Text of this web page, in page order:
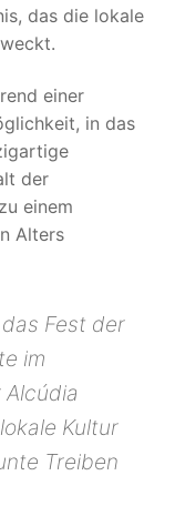
das die lokale
einer
in das
der
einem
Alters
Fest der
im
Kultur
Treiben